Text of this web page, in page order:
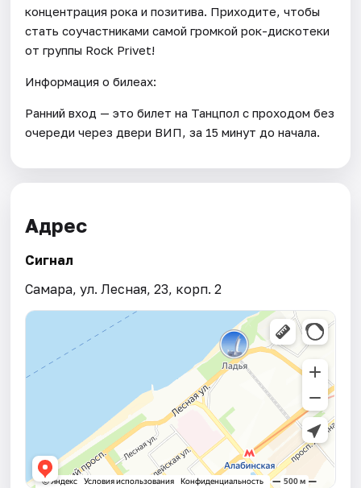
концентрация рока и позитива. Приходите, чтобы
стать соучастниками самой громкой рок-дискотеки
от группы Rock Privet!
Информация о билеах:
Ранний вход — это билет на Танцпол с проходом без
очереди через двери ВИП, за 15 минут до начала.
Адрес
Сигнал
Самара, ул. Лесная, 23, корп. 2